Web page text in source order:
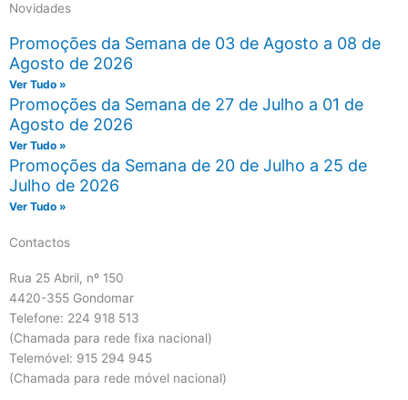
Novidades
Promoções da Semana de 03 de Agosto a 08 de
Agosto de 2026
Ver Tudo »
Promoções da Semana de 27 de Julho a 01 de
Agosto de 2026
Ver Tudo »
Promoções da Semana de 20 de Julho a 25 de
Julho de 2026
Ver Tudo »
Contactos
Rua 25 Abril, nº 150
4420-355 Gondomar
Telefone: 224 918 513
(Chamada para rede fixa nacional)
Telemóvel: 915 294 945
(Chamada para rede móvel nacional)